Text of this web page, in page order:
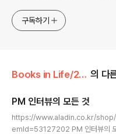
구독하기
Books in Life/2024 의 다
PM 인터뷰의 모든 것
https://www.aladin.co.kr/
emId=53127202 PM 인터뷰의 모